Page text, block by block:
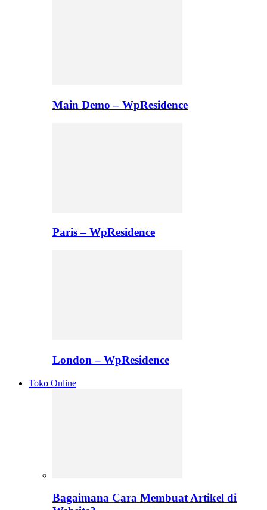
Main Demo – WpResidence
Paris – WpResidence
London – WpResidence
Toko Online
Bagaimana Cara Membuat Artikel di